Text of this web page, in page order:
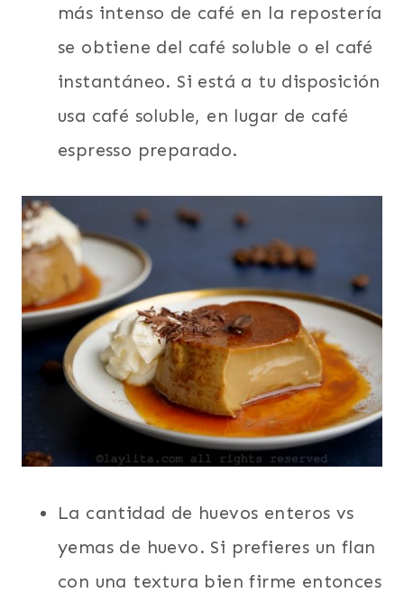
más intenso de café en la repostería
se obtiene del café soluble o el café
instantáneo. Si está a tu disposición
usa café soluble, en lugar de café
espresso preparado.
La cantidad de huevos enteros vs
yemas de huevo. Si prefieres un flan
con una textura bien firme entonces